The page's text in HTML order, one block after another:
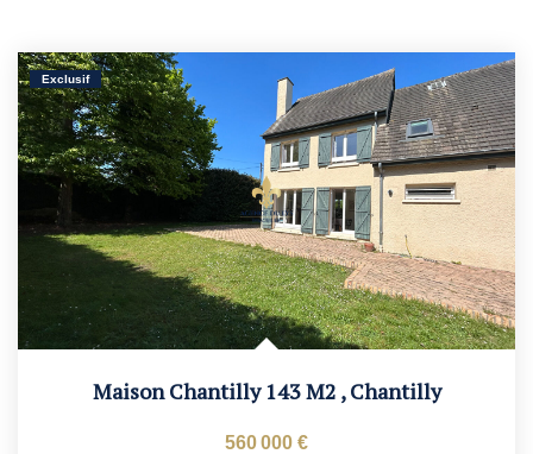
Exclusif
Maison Chantilly 143 M2 ,Chantilly
560 000 €